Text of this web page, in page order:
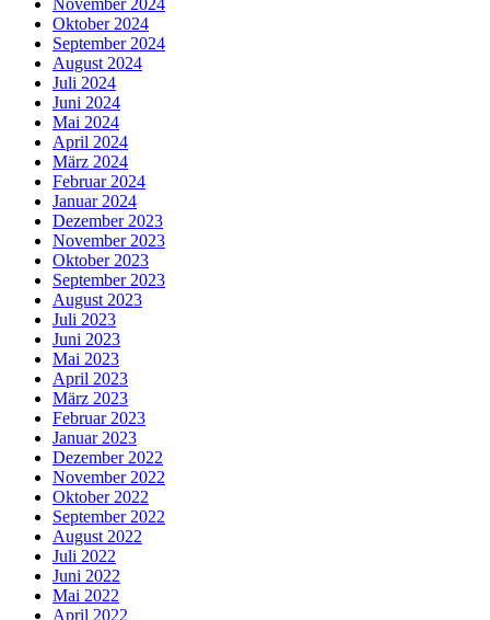
November 2024
Oktober 2024
September 2024
August 2024
Juli 2024
Juni 2024
Mai 2024
April 2024
März 2024
Februar 2024
Januar 2024
Dezember 2023
November 2023
Oktober 2023
September 2023
August 2023
Juli 2023
Juni 2023
Mai 2023
April 2023
März 2023
Februar 2023
Januar 2023
Dezember 2022
November 2022
Oktober 2022
September 2022
August 2022
Juli 2022
Juni 2022
Mai 2022
April 2022